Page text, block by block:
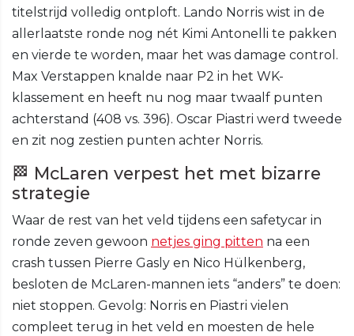
titelstrijd volledig ontploft. Lando Norris wist in de
allerlaatste ronde nog nét Kimi Antonelli te pakken
en vierde te worden, maar het was damage control.
Max Verstappen knalde naar P2 in het WK-
klassement en heeft nu nog maar twaalf punten
achterstand (408 vs. 396). Oscar Piastri werd tweede
en zit nog zestien punten achter Norris.
🏁 McLaren verpest het met bizarre
strategie
Waar de rest van het veld tijdens een safetycar in
ronde zeven gewoon netjes ging pitten na een
crash tussen Pierre Gasly en Nico Hülkenberg,
besloten de McLaren-mannen iets “anders” te doen:
niet stoppen. Gevolg: Norris en Piastri vielen
compleet terug in het veld en moesten de hele